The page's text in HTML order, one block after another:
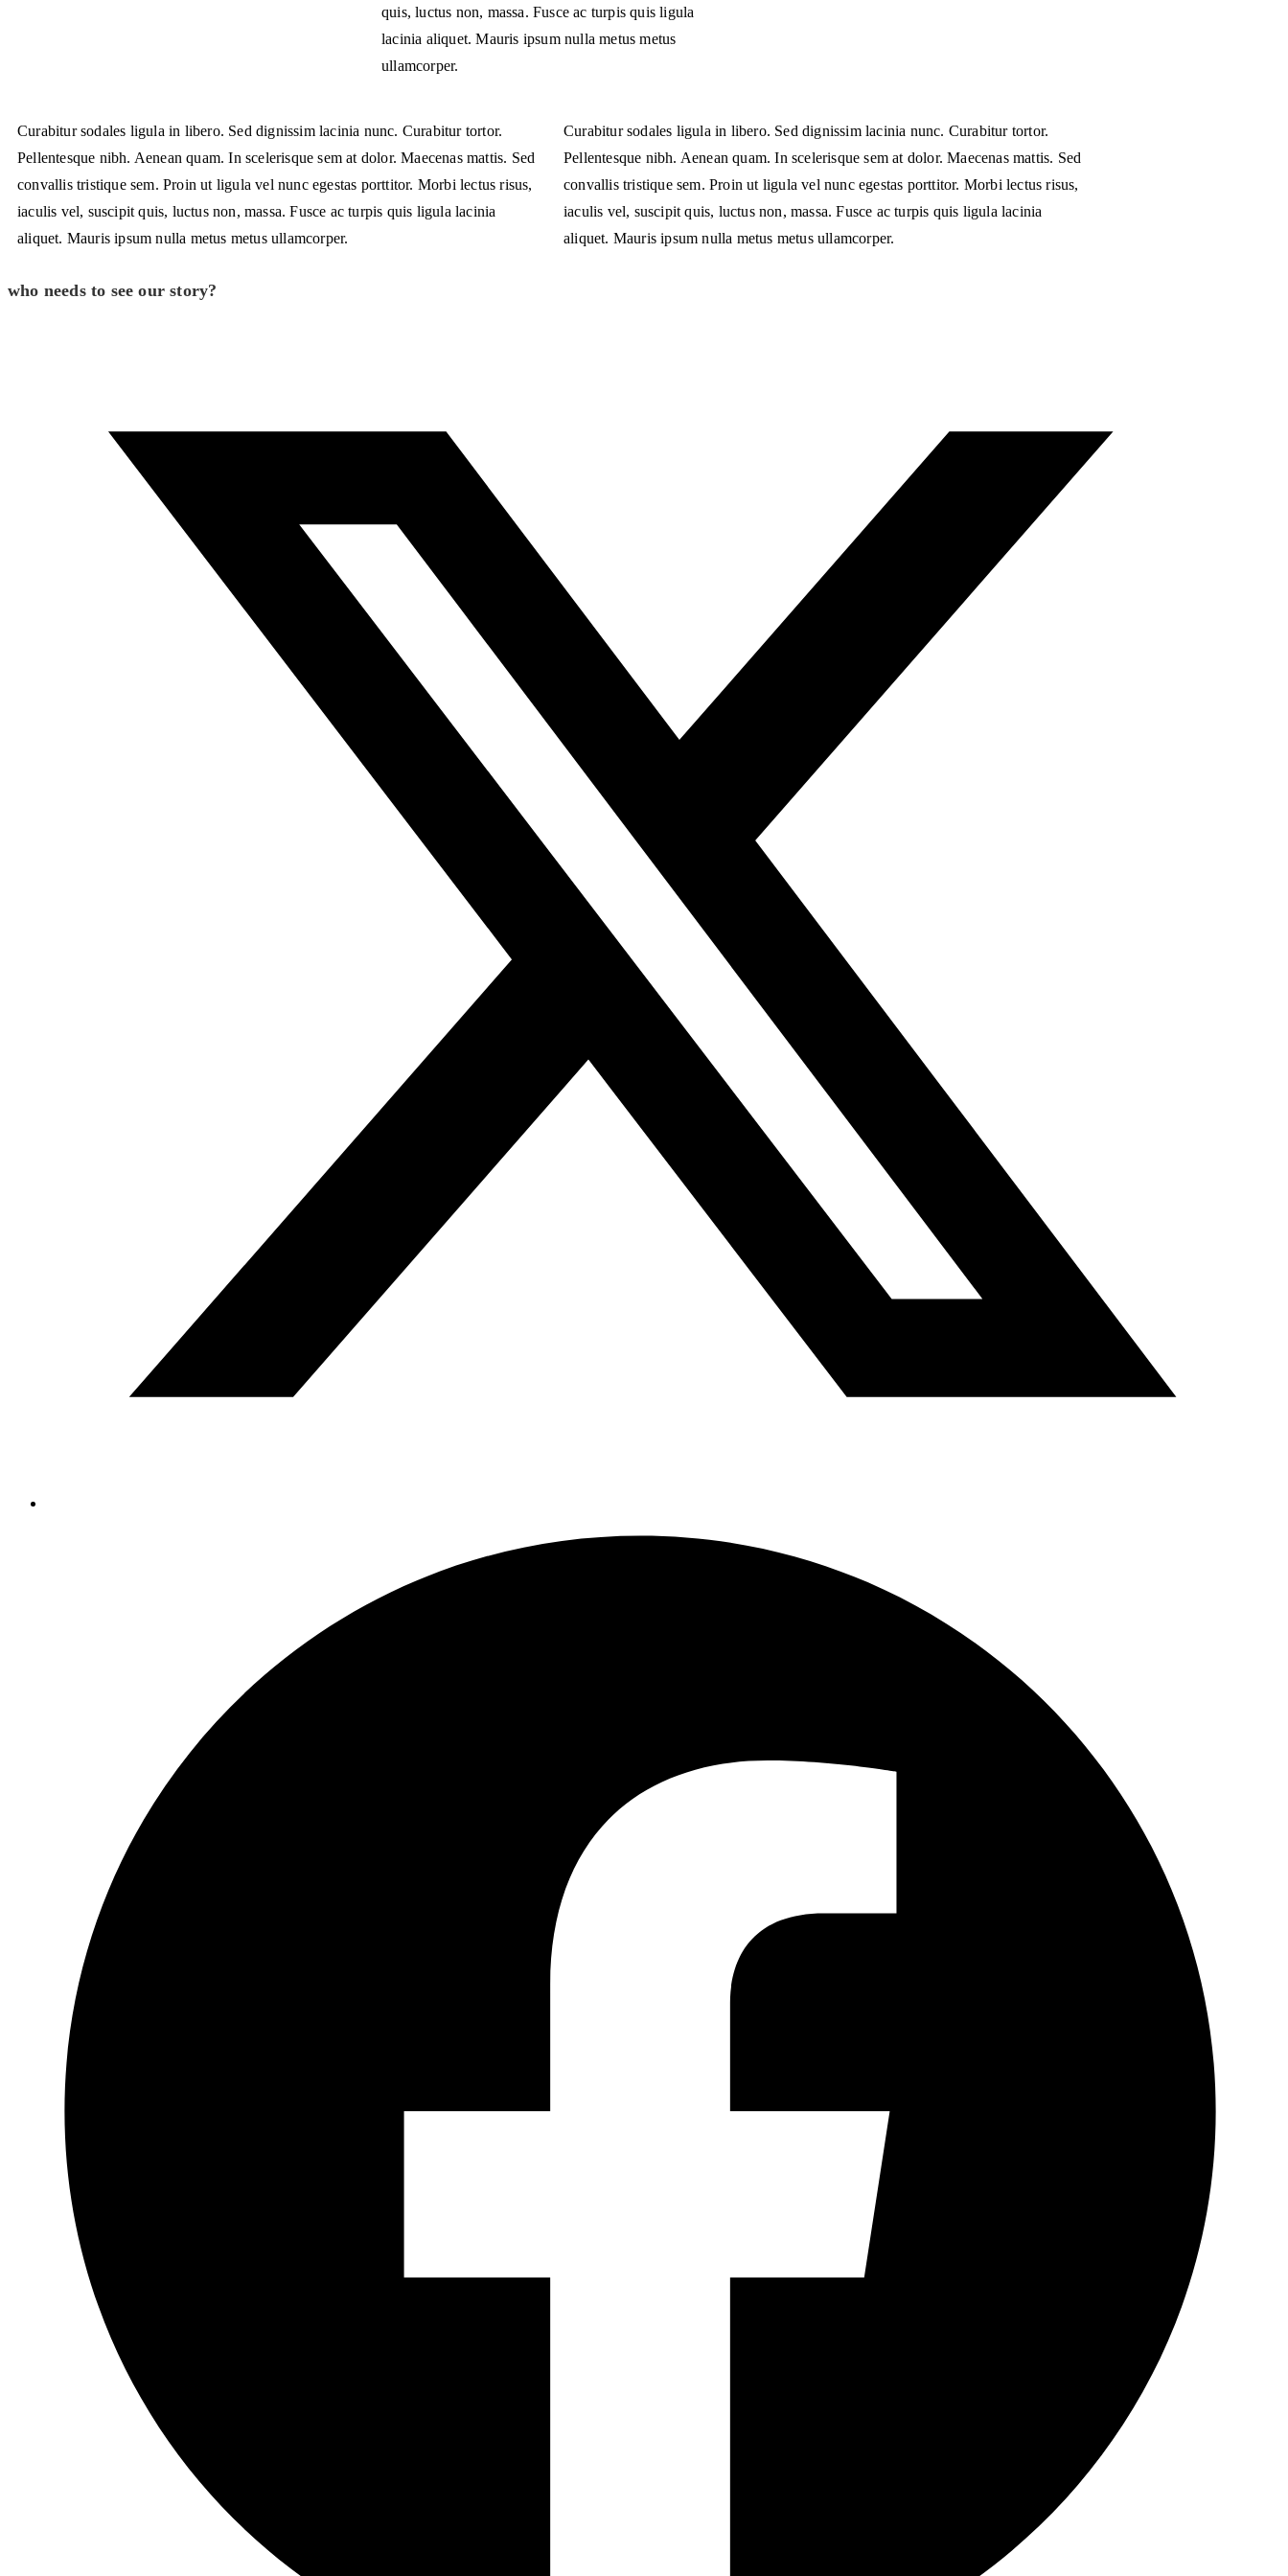
quis, luctus non, massa. Fusce ac turpis quis ligula
lacinia aliquet. Mauris ipsum nulla metus metus
ullamcorper.
Curabitur sodales ligula in libero. Sed dignissim lacinia nunc. Curabitur tortor.
Pellentesque nibh. Aenean quam. In scelerisque sem at dolor. Maecenas mattis. Sed
convallis tristique sem. Proin ut ligula vel nunc egestas porttitor. Morbi lectus risus,
iaculis vel, suscipit quis, luctus non, massa. Fusce ac turpis quis ligula lacinia
aliquet. Mauris ipsum nulla metus metus ullamcorper.
Curabitur sodales ligula in libero. Sed dignissim lacinia nunc. Curabitur tortor.
Pellentesque nibh. Aenean quam. In scelerisque sem at dolor. Maecenas mattis. Sed
convallis tristique sem. Proin ut ligula vel nunc egestas porttitor. Morbi lectus risus,
iaculis vel, suscipit quis, luctus non, massa. Fusce ac turpis quis ligula lacinia
aliquet. Mauris ipsum nulla metus metus ullamcorper.
who needs to see our story?